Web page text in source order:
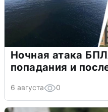
Ночная атака
попадания и
6 августа 0